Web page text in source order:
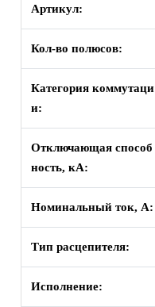
Артикул:
Кол-во полюсов:
Категория коммутаци
и:
Отключающая способ
ность, кА:
Номинальный ток, А:
Тип расцепителя:
Исполнение: